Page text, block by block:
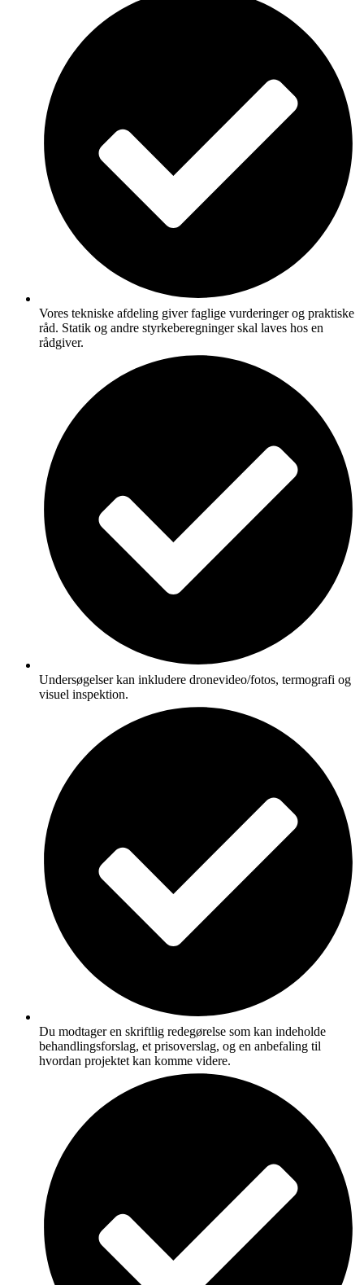
Vores tekniske afdeling giver faglige vurderinger og praktiske
råd. Statik og andre styrkeberegninger skal laves hos en
rådgiver.
Undersøgelser kan inkludere dronevideo/fotos, termografi og
visuel inspektion.
Du modtager en skriftlig redegørelse som kan indeholde
behandlingsforslag, et prisoverslag, og en anbefaling til
hvordan projektet kan komme videre.